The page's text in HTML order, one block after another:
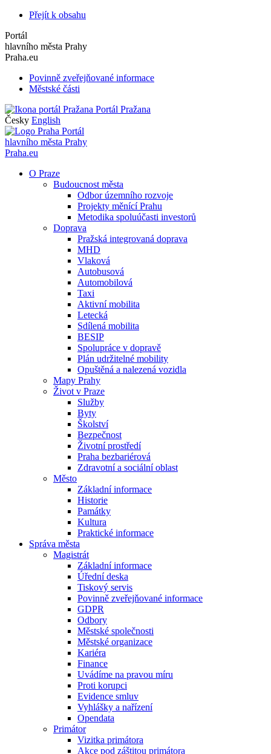
Přejít k obsahu
Portál
hlavního města Prahy
Praha.eu
Povinně zveřejňované informace
Městské části
Portál Pražana
Česky English
Portál
hlavního města Prahy
Praha.eu
O Praze
Budoucnost města
Odbor územního rozvoje
Projekty měnící Prahu
Metodika spoluúčasti investorů
Doprava
Pražská integrovaná doprava
MHD
Vlaková
Autobusová
Automobilová
Taxi
Aktivní mobilita
Letecká
Sdílená mobilita
BESIP
Spolupráce v dopravě
Plán udržitelné mobility
Opuštěná a nalezená vozidla
Mapy Prahy
Život v Praze
Služby
Byty
Školství
Bezpečnost
Životní prostředí
Praha bezbariérová
Zdravotní a sociální oblast
Město
Základní informace
Historie
Památky
Kultura
Praktické informace
Správa města
Magistrát
Základní informace
Úřední deska
Tiskový servis
Povinně zveřejňované informace
GDPR
Odbory
Městské společnosti
Městské organizace
Kariéra
Finance
Uvádíme na pravou míru
Proti korupci
Evidence smluv
Vyhlášky a nařízení
Opendata
Primátor
Vizitka primátora
Akce pod záštitou primátora